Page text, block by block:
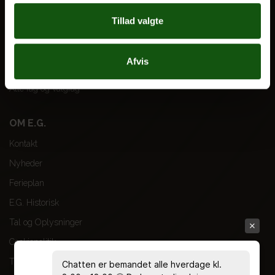
Tillad valgte
Afvis
VORES UDDANNELSER
Alle fag og valgfag
OM E.G.
Kontakt
Nyheder
Ferieplan
E.G. Historisk
Tal og Oplysninger
Cookiepolitik
TilgængelighedserklæringChatten er bemandet alle hverdage kl.